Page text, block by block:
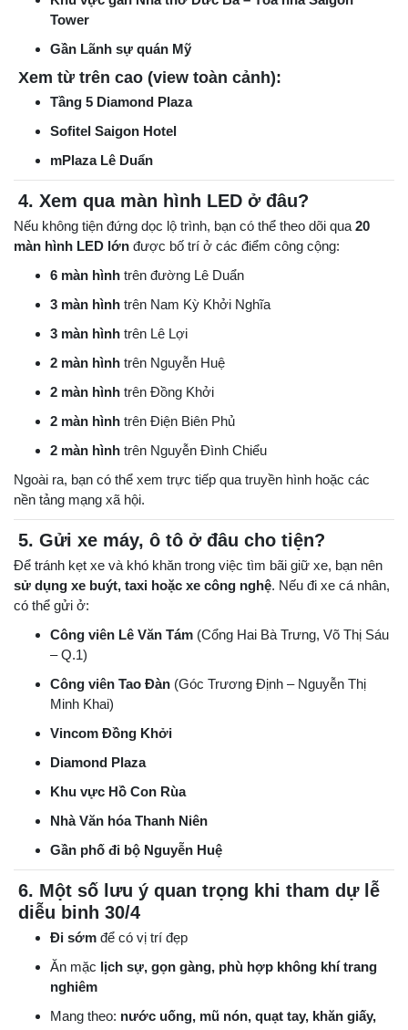
Tower
Gần Lãnh sự quán Mỹ
Xem từ trên cao (view toàn cảnh):
Tầng 5 Diamond Plaza
Sofitel Saigon Hotel
mPlaza Lê Duẩn
4. Xem qua màn hình LED ở đâu?
Nếu không tiện đứng dọc lộ trình, bạn có thể theo dõi qua20
màn hình LED lớn được bố trí ở các điểm công cộng:
6 màn hình trên đường Lê Duẩn
3 màn hình trên Nam Kỳ Khởi Nghĩa
3 màn hình trên Lê Lợi
2 màn hình trên Nguyễn Huệ
2 màn hình trên Đồng Khởi
2 màn hình trên Điện Biên Phủ
2 màn hình trên Nguyễn Đình Chiểu
Ngoài ra, bạn có thể xem trực tiếp qua truyền hình hoặc các
nền tảng mạng xã hội.
5. Gửi xe máy, ô tô ở đâu cho tiện?
Để tránh kẹt xe và khó khăn trong việc tìm bãi giữ xe, bạn nên
sử dụng xe buýt, taxi hoặc xe công nghệ. Nếu đi xe cá nhân,
có thể gửi ở:
Công viên Lê Văn Tám (Cổng Hai Bà Trưng, Võ Thị Sáu
– Q.1)
Công viên Tao Đàn (Góc Trương Định – Nguyễn Thị
Minh Khai)
Vincom Đồng Khởi
Diamond Plaza
Khu vực Hồ Con Rùa
Nhà Văn hóa Thanh Niên
Gần phố đi bộ Nguyễn Huệ
6. Một số lưu ý quan trọng khi tham dự lễ
diễu binh 30/4
Đi sớm để có vị trí đẹp
Ăn mặc lịch sự, gọn gàng, phù hợp không khí trang
nghiêm
Mang theo: nước uống, mũ nón, quạt tay, khăn giấy,